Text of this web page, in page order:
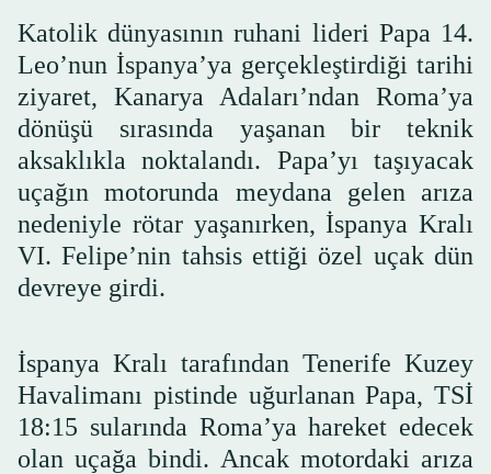
Katolik dünyasının ruhani lideri Papa 14.
Leo’nun İspanya’ya gerçekleştirdiği tarihi
ziyaret, Kanarya Adaları’ndan Roma’ya
dönüşü sırasında yaşanan bir teknik
aksaklıkla noktalandı. Papa’yı taşıyacak
uçağın motorunda meydana gelen arıza
nedeniyle rötar yaşanırken, İspanya Kralı
VI. Felipe’nin tahsis ettiği özel uçak dün
devreye girdi.
İspanya Kralı tarafından Tenerife Kuzey
Havalimanı pistinde uğurlanan Papa, TSİ
18:15 sularında Roma’ya hareket edecek
olan uçağa bindi. Ancak motordaki arıza